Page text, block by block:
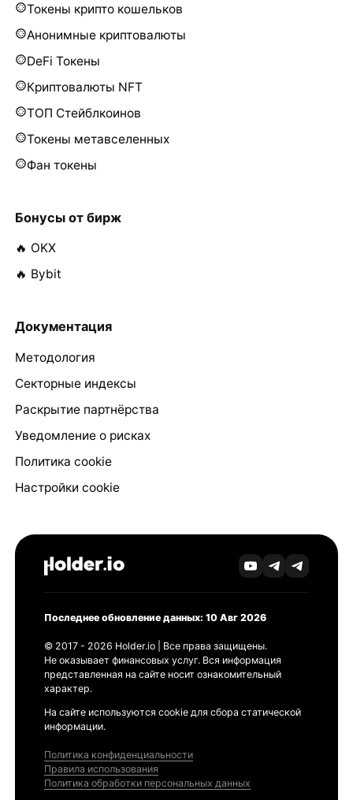
Токены крипто кошельков
Анонимные криптовалюты
DeFi Токены
Криптовалюты NFT
ТОП Стейблкоинов
Токены метавселенных
Фан токены
Бонусы от бирж
🔥 OKX
🔥 Bybit
Документация
Методология
Секторные индексы
Раскрытие партнёрства
Уведомление о рисках
Политика cookie
Настройки cookie
Последнее обновление данных: 10 Авг 2026
© 2017 - 2026 Holder.io | Все права защищены.
Не оказывает финансовых услуг. Вся информация
представленная на сайте носит ознакомительный
характер.
На сайте используются cookie для сбора статической
информации.
Политика конфиденциальности
Правила использования
Политика обработки персональных данных